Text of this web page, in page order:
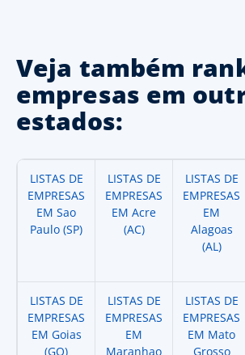
Veja também
empresas em
estados:
LISTAS DE
EMPRESAS
EM Sao
Paulo (SP)
LISTAS DE
EMPRESAS
EM Acre
(AC)
LISTAS DE
EMPRESAS
EM
Alagoas
(AL)
LISTAS DE
EMPRESAS
EM Goias
(GO)
LISTAS DE
EMPRESAS
EM
Maranhao
LISTAS DE
EMPRESAS
EM Mato
Grosso